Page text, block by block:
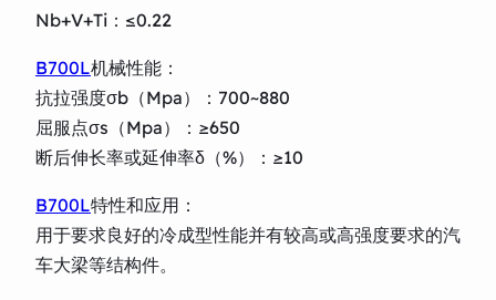
Nb+V+Ti：≤0.22
B700L机械性能：
抗拉强度σb（Mpa）：700~880
屈服点σs（Mpa）：≥650
断后伸长率或延伸率δ（%）：≥10
B700L特性和应用：
用于要求良好的冷成型性能并有较高或高强度要求的汽
车大梁等结构件。